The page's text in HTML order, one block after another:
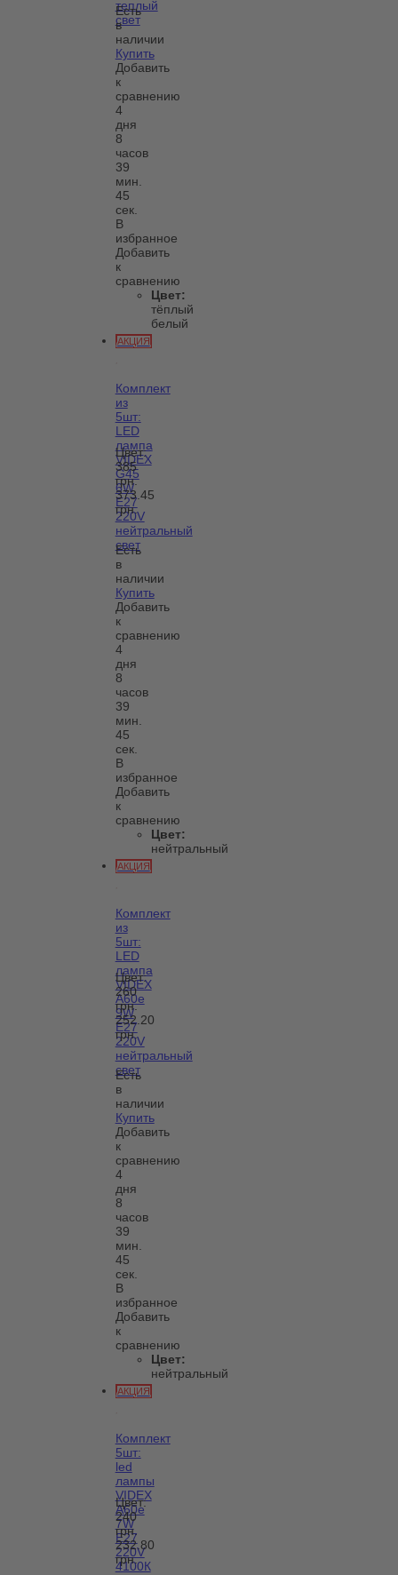
теплый
свет
Есть
в
наличии
Купить
Добавить
к
сравнению
4
дня
8
часов
39
мин.
45
сек.
В
избранное
Добавить
к
сравнению
Цвет:
тёплый
белый
АКЦИЯ
Комплект
из
5шт:
LED
лампа
VIDEX
G45
6W
E27
220V
нейтральный
свет
Цвет:
385
грн.
373.45
грн.
Есть
в
наличии
Купить
Добавить
к
сравнению
4
дня
8
часов
39
мин.
45
сек.
В
избранное
Добавить
к
сравнению
Цвет:
нейтральный
АКЦИЯ
Комплект
из
5шт:
LED
лампа
VIDEX
A60e
9W
E27
220V
нейтральный
свет
Цвет:
260
грн.
252.20
грн.
Есть
в
наличии
Купить
Добавить
к
сравнению
4
дня
8
часов
39
мин.
45
сек.
В
избранное
Добавить
к
сравнению
Цвет:
нейтральный
АКЦИЯ
Комплект
5шт:
led
лампы
VIDEX
A60e
7W
E27
220V
4100К
Цвет:
240
грн.
232.80
грн.